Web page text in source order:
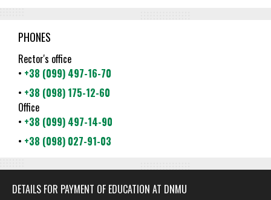
PHONES
Rector's office
• +38 (099) 497-16-70
• +38 (098) 175-12-60
Office
• +38 (099) 497-14-90
• +38 (098) 027-91-03
DETAILS FOR PAYMENT OF EDUCATION AT DNMU